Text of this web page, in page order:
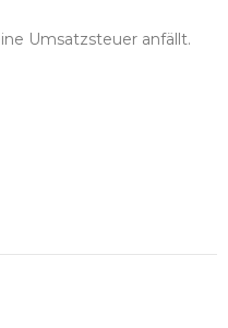
Umsatzsteuer anfällt.